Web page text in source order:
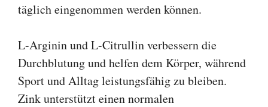
täglich eingenommen werden können.
L-Arginin und L-Citrullin verbessern die
Durchblutung und helfen dem Körper, während
Sport und Alltag leistungsfähig zu bleiben.
Zink unterstützt einen normalen